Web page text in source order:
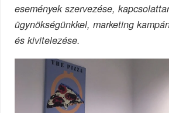
események szervezése,
ügynökségünkkel, marketing
és kivitelezése.